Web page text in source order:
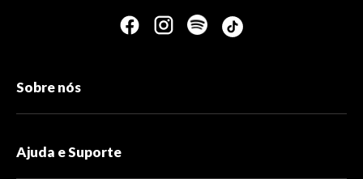
Sobre nós
Ajuda e Suporte